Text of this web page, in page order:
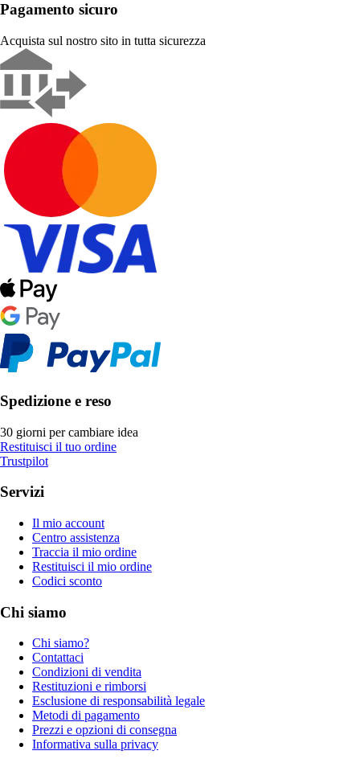
Pagamento sicuro
Acquista sul nostro sito in tutta sicurezza
Spedizione e reso
30 giorni per cambiare idea
Restituisci il tuo ordine
Trustpilot
Servizi
Il mio account
Centro assistenza
Traccia il mio ordine
Restituisci il mio ordine
Codici sconto
Chi siamo
Chi siamo?
Contattaci
Condizioni di vendita
Restituzioni e rimborsi
Esclusione di responsabilità legale
Metodi di pagamento
Prezzi e opzioni di consegna
Informativa sulla privacy